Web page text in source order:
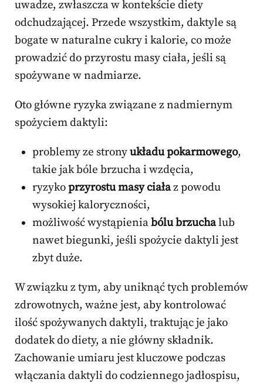
uwadze, zwłaszcza w kontekście diety
odchudzającej. Przede wszystkim, daktyle są
bogate w naturalne cukry i kalorie, co może
prowadzić do przyrostu masy ciała, jeśli są
spożywane w nadmiarze.
Oto główne ryzyka związane z nadmiernym
spożyciem daktyli:
problemy ze stronyukładu pokarmowego,
takie jak bóle brzucha i wzdęcia,
ryzykoprzyrostu masy ciałaz powodu
wysokiej kaloryczności,
możliwość wystąpieniabólu brzuchalub
nawet biegunki, jeśli spożycie daktyli jest
zbyt duże.
W związku z tym, aby uniknąć tych problemów
zdrowotnych, ważne jest, aby kontrolować
ilość spożywanych daktyli, traktując je jako
dodatek do diety, a nie główny składnik.
Zachowanie umiaru jest kluczowe podczas
włączania daktyli do codziennego jadłospisu,